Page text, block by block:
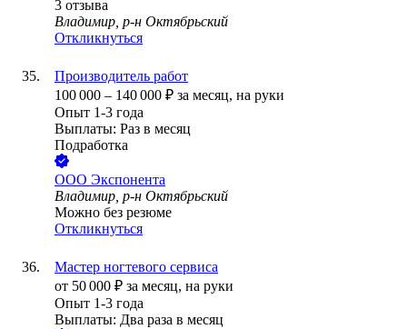
3 отзыва
Владимир, р-н Октябрьский
Откликнуться
Производитель работ
100 000 – 140 000 ₽ за месяц, на руки
Опыт 1-3 года
Выплаты: Раз в месяц
Подработка
ООО Экспонента
Владимир, р-н Октябрьский
Можно без резюме
Откликнуться
Мастер ногтевого сервиса
от 50 000 ₽ за месяц, на руки
Опыт 1-3 года
Выплаты: Два раза в месяц